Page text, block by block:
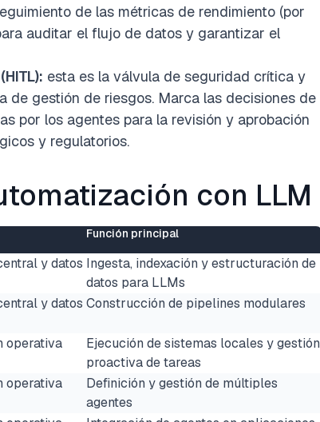
de las métricas de rendimiento (por
auditar el flujo de datos y garantizar el
esta es la válvula de seguridad crítica y
de gestión de riesgos. Marca las decisiones de
por los agentes para la revisión y aprobación
y regulatorios.
con LLM
Función principal
y datos Ingesta, indexación y estructuración de
datos para LLMs
y datos Construcción de pipelines modulares
operativa
Ejecución de sistemas locales y gestión
proactiva de tareas
operativa
Definición y gestión de múltiples
agentes